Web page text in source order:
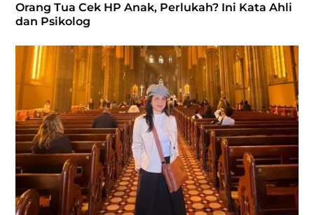
Orang Tua Cek HP Anak, Perlukah? Ini Kata Ahli
dan Psikolog